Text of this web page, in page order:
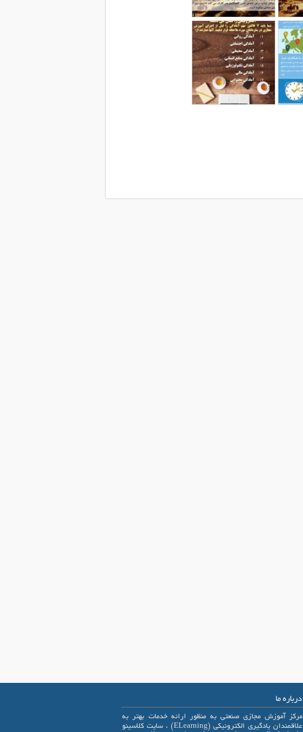
درباره ما
مرکز آموزش مجازی صنعتی به منظور ارائه خدمات بهتر به
علاقمندان یادگیری الکترونیکی (ELearning) ، سایت کلاسینو